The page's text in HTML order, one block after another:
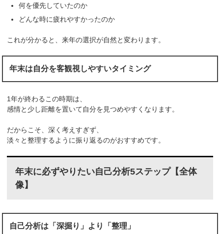
何を優先していたのか
どんな時に疲れやすかったのか
これが分かると、来年の選択が自然と変わります。
年末は自分を客観視しやすいタイミング
1年が終わるこの時期は、
感情と少し距離を置いて自分を見つめやすくなります。
だからこそ、深く考えすぎず、
淡々と整理するように振り返るのがおすすめです。
年末に必ずやりたい自己分析5ステップ【全体
像】
自己分析は「深掘り」より「整理」